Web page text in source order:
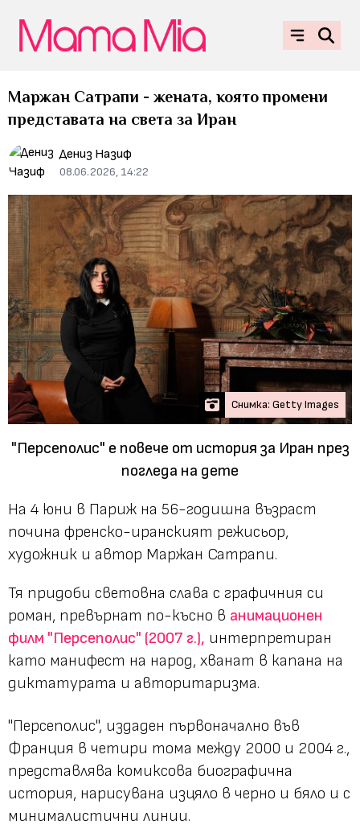
Маржан Сатрапи - жената, която промени
представата на света за Иран
Дениз Назиф
08.06.2026, 14:22
Снимка: Getty Images
"Персеполис" е повече от история за Иран през
погледа на дете
На 4 юни в Париж на 56-годишна възраст
почина френско-иранският режисьор,
художник и автор Маржан Сатрапи.
Тя придоби световна слава с графичния си
роман, превърнат по-късно в анимационен
филм "Персеполис" (2007 г.), интерпретиран
като манифест на народ, хванат в капана на
диктатурата и авторитаризма.
"Персеполис", издаден първоначално във
Франция в четири тома между 2000 и 2004 г.,
представлява комиксова биографична
история, нарисувана изцяло в черно и бяло и с
минималистични линии.